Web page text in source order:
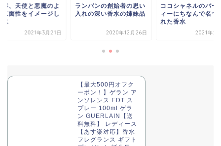
影、天使と悪魔のよ
二面性をイメージし
水
2021年3月21日
ランバンの創始者の思い
入れの深い香水の姉妹品
2020年12月26日
ココシャネルのバー
ィーにちなんで名づ
れた香水
2021年2
【最大500円オフク
ーポン！】ゲラン ア
ンソレンス EDT ス
プレー 100ml ゲラ
ン GUERLAIN【送
料無料】 レディース
【あす楽対応】香水
フレグランス ギフト